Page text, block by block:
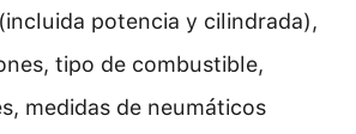
potencia y cilindrada),
tipo de combustible,
medidas de neumáticos